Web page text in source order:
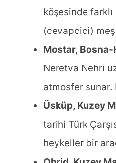
köşesinde
(cevapcici)
Mostar, Bosna-
Neretva Nehri
atmosfer
Üsküp, Kuzey
tarihi Türk
heykeller bir